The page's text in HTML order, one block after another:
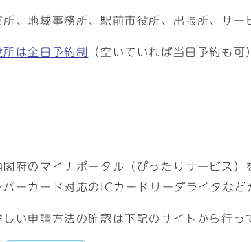
、地域事務所、駅前市役所、出張所、サ
は全日予約制 （空いていれば当日予約も可
閣府のマイナポータル（ぴったりサービス
ーカード対応のICカードリーダライタなど
い申請方法の確認は下記のサイトから行っ